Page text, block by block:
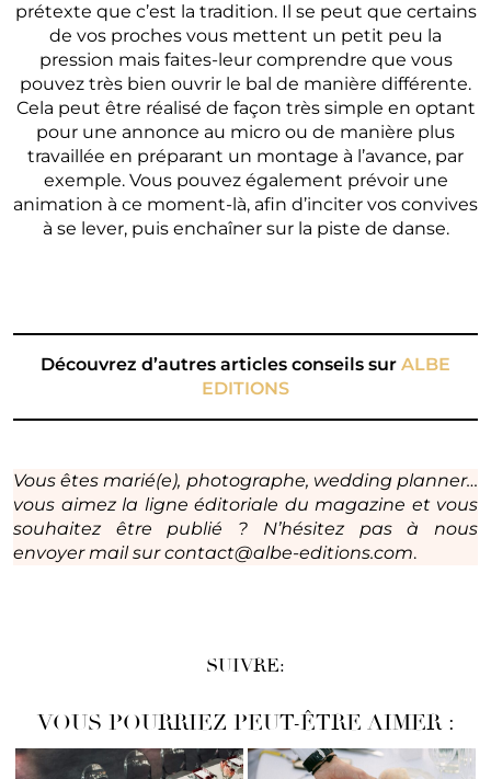
prétexte que c’est la tradition. Il se peut que certains
de vos proches vous mettent un petit peu la
pression mais faites-leur comprendre que vous
pouvez très bien ouvrir le bal de manière différente.
Cela peut être réalisé de façon très simple en optant
pour une annonce au micro ou de manière plus
travaillée en préparant un montage à l’avance, par
exemple. Vous pouvez également prévoir une
animation à ce moment-là, afin d’inciter vos convives
à se lever, puis enchaîner sur la piste de danse.
Découvrez d’autres articles conseils sur ALBE
EDITIONS
Vous êtes marié(e), photographe, wedding planner…
vous aimez la ligne éditoriale du magazine et vous
souhaitez être publié ? N’hésitez pas à nous
envoyer mail sur contact@albe-editions.com.
SUIVRE:
VOUS POURRIEZ PEUT-ÊTRE AIMER :